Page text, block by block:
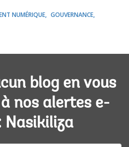
NUMÉRIQUE
GOUVERNANCE
blog en vous
nos alertes e-
Nasikiliza